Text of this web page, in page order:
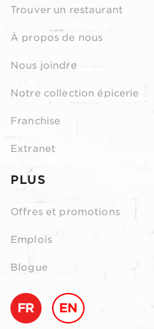
Trouver un restaurant
À propos de nous
Nous joindre
Notre collection épicerie
Franchise
Extranet
PLUS
Offres et promotions
Emplois
Blogue
FR EN